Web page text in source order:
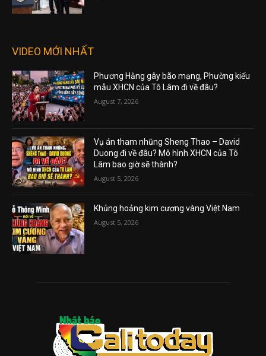
VIDEO MỚI NHẤT
Phương Hằng gây bão mạng, Phường kiểu
mẫu XHCN của Tô Lâm đi về đâu?
August 7, 2026
Vụ án tham nhũng Sheng Thao – David
Duong đi về đâu? Mô hình XHCN của Tô
Lâm bao giờ sẽ thành?
August 5, 2026
Khủng hoảng kim cương vàng Việt Nam
August 5, 2026